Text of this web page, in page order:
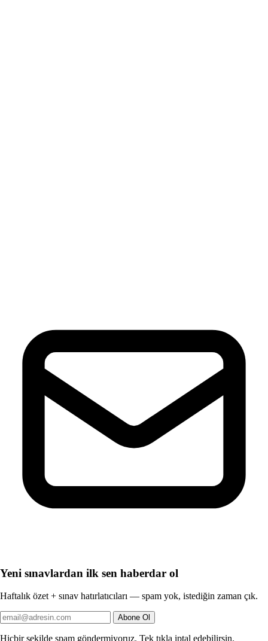
Yeni sınavlardan ilk sen haberdar ol
Haftalık özet + sınav hatırlatıcıları — spam yok, istediğin zaman çık.
Abone Ol
Hiçbir şekilde spam göndermiyoruz. Tek tıkla iptal edebilirsin.